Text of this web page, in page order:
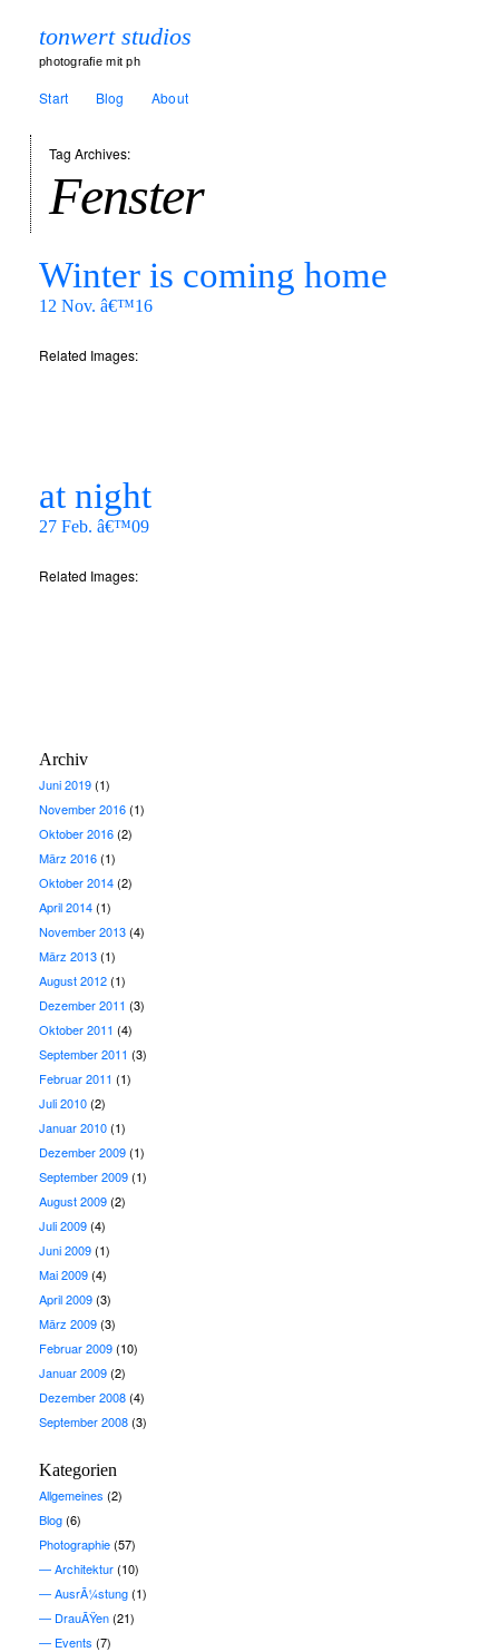
tonwert studios
photografie mit ph
Start Blog About
Tag Archives:
Fenster
Winter is coming home
12 Nov. â€™16
Related Images:
at night
27 Feb. â€™09
Related Images:
Archiv
Juni 2019(1)
November 2016(1)
Oktober 2016(2)
März 2016(1)
Oktober 2014(2)
April 2014(1)
November 2013(4)
März 2013(1)
August 2012(1)
Dezember 2011 (3)
Oktober 2011 (4)
September 2011 (3)
Februar 2011 (1)
Juli 2010(2)
Januar 2010(1)
Dezember 2009(1)
September 2009(1)
August 2009(2)
Juli 2009(4)
Juni 2009(1)
Mai 2009(4)
April 2009(3)
März 2009(3)
Februar 2009(10)
Januar 2009(2)
Dezember 2008(4)
September 2008(3)
Kategorien
Allgemeines (2)
Blog(6)
Photographie(57)
Architektur(10)
AusrÃ¼stung(1)
DrauÃŸen(21)
Events (7)